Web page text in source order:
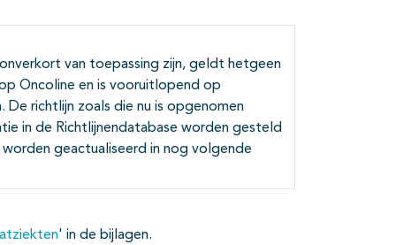
van toepassing zijn, geldt hetgeen
Oncoline en is vooruitlopend op
De richtlijn zoals die nu is opgenomen
in de Richtlijnendatabase worden gesteld
geactualiseerd in nog volgende
' in de bijlagen.